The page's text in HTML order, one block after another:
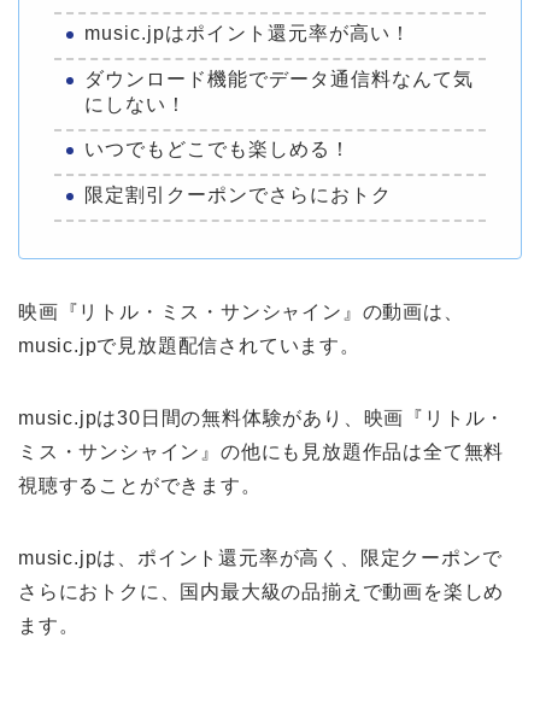
music.jpはポイント還元率が高い！
ダウンロード機能でデータ通信料なんて気
にしない！
いつでもどこでも楽しめる！
限定割引クーポンでさらにおトク
映画『リトル・ミス・サンシャイン』の動画は、
music.jpで見放題配信されています。
music.jpは30日間の無料体験があり、映画『リトル・
ミス・サンシャイン』の他にも見放題作品は全て無料
視聴することができます。
music.jpは、ポイント還元率が高く、限定クーポンで
さらにおトクに、国内最大級の品揃えで動画を楽しめ
ます。